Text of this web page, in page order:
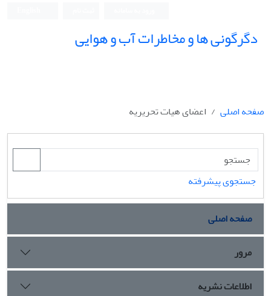
دگرگونی ها و مخاطرات آب و هوایی
صفحه اصلی اعضای هیات تحریریه
جستجوی پیشرفته
صفحه اصلی
مرور
اطلاعات نشریه